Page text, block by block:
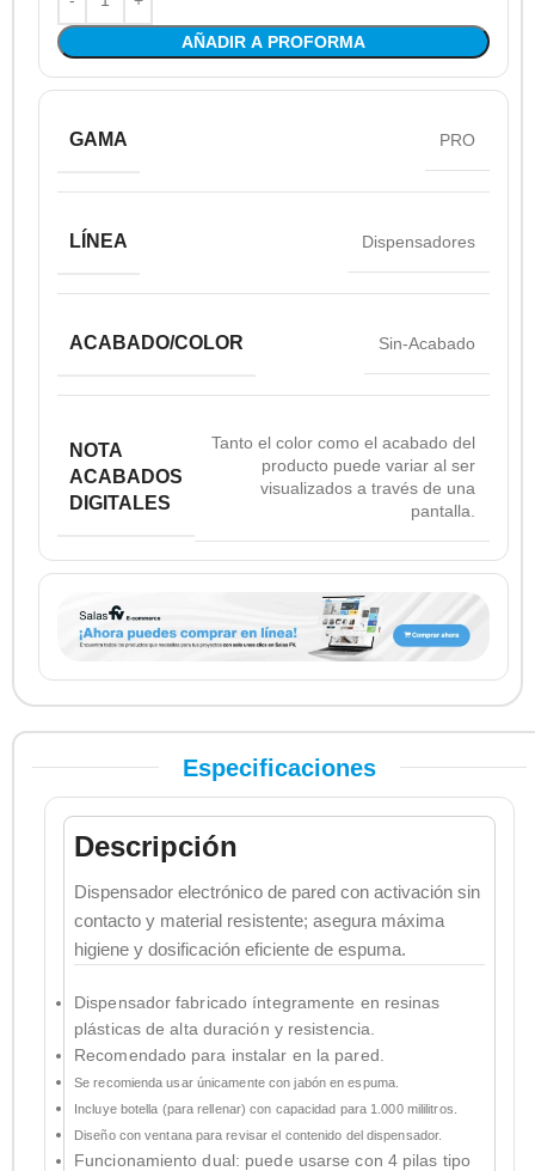
AÑADIR A PROFORMA
GAMA PRO
LÍNEA Dispensadores
ACABADO/COLOR Sin-Acabado
NOTA
ACABADOS
DIGITALES
Tanto el color como el acabado del
producto puede variar al ser
visualizados a través de una
pantalla.
Especificaciones
Descripción
Dispensador electrónico de pared con activación sin
contacto y material resistente; asegura máxima
higiene y dosificación eficiente de espuma.
Dispensador fabricado íntegramente en resinas
plásticas de alta duración y resistencia.
Recomendado para instalar en la pared.
Se recomienda usar únicamente con jabón en espuma.
Incluye botella (para rellenar) con capacidad para 1.000 mililitros.
Diseño con ventana para revisar el contenido del dispensador.
Funcionamiento dual: puede usarse con 4 pilas tipo